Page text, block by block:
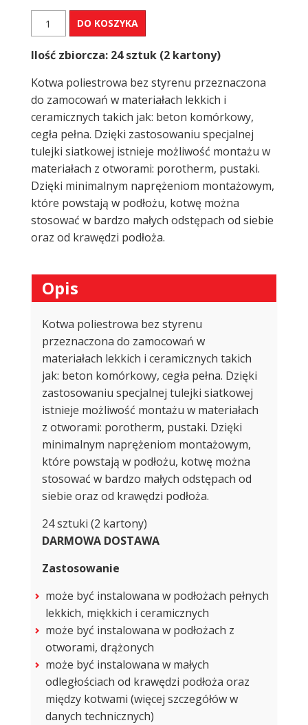
Kotwa
EXPERT
Professional
-
24
DO KOSZYKA
Ilość zbiorcza: 24 sztuk (2 kartony)
Kotwa poliestrowa bez styrenu przeznaczona
do zamocowań w materiałach lekkich i
ceramicznych takich jak: beton komórkowy,
cegła pełna. Dzięki zastosowaniu specjalnej
tulejki siatkowej istnieje możliwość montażu w
materiałach z otworami: porotherm, pustaki.
Dzięki minimalnym naprężeniom montażowym,
które powstają w podłożu, kotwę można
stosować w bardzo małych odstępach od siebie
oraz od krawędzi podłoża.
Opis
Kotwa poliestrowa bez styrenu
przeznaczona do zamocowań w
materiałach lekkich i ceramicznych takich
jak: beton komórkowy, cegła pełna. Dzięki
zastosowaniu specjalnej tulejki siatkowej
istnieje możliwość montażu w materiałach
z otworami: porotherm, pustaki. Dzięki
minimalnym naprężeniom montażowym,
które powstają w podłożu, kotwę można
stosować w bardzo małych odstępach od
siebie oraz od krawędzi podłoża.
24 sztuki (2 kartony)
DARMOWA DOSTAWA
Zastosowanie
może być instalowana w podłożach pełnych
lekkich, miękkich i ceramicznych
może być instalowana w podłożach z
otworami, drążonych
może być instalowana w małych
odległościach od krawędzi podłoża oraz
między kotwami (więcej szczegółów w
danych technicznych)